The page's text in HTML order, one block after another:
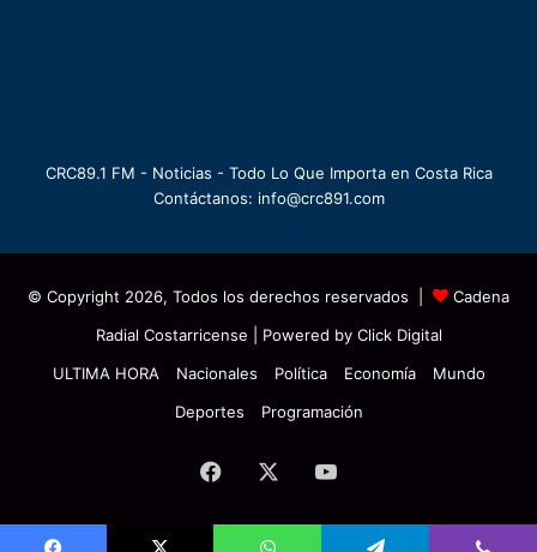
CRC89.1 FM - Noticias - Todo Lo Que Importa en Costa Rica
Contáctanos: info@crc891.com
© Copyright 2026, Todos los derechos reservados |
Cadena
Radial Costarricense | Powered by Click Digital
ULTIMA HORA
Nacionales Política Economía
Mundo
Deportes
Programación
Facebook YouTube